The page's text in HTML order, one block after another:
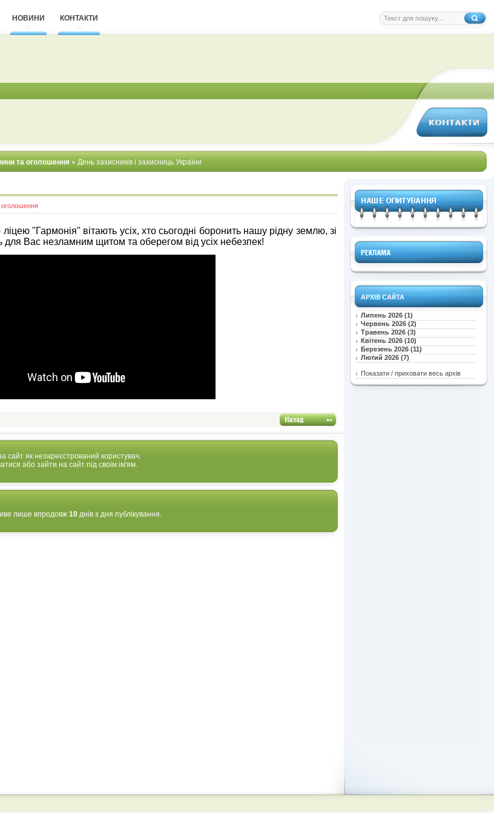
НОВИНИ КОНТАКТИ
та оголошення » День захисників і захисниць України
Липень 2026 (1)
Червень 2026 (2)
Травень 2026 (3)
Квітень 2026 (10)
Березень 2026 (11)
Лютий 2026 (7)
Показати / приховати весь архів
"Гармонія" вітають усіх, хто сьогодні боронить нашу рідну землю, зі
Вас незламним щитом та оберегом від усіх небезпек!
сайт як незареєстрований користувач.
або зайти на сайт під своїм ім'ям.
лише впродовж 10 днів з дня публікування.